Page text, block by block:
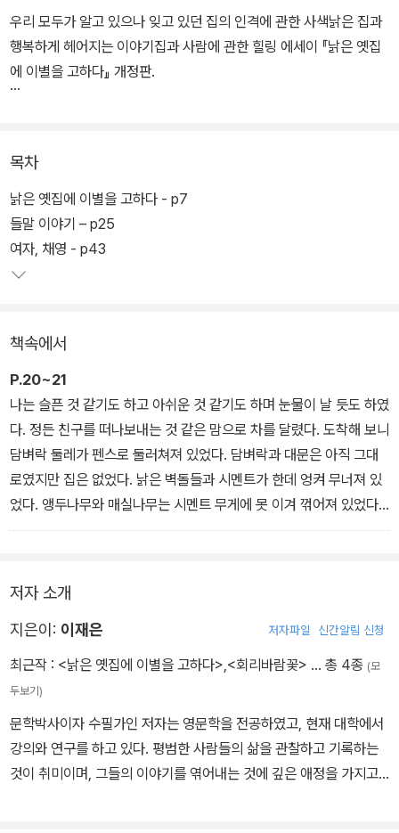
우리 모두가 알고 있으나 잊고 있던 집의 인격에 관한 사색낡은 집과
행복하게 헤어지는 이야기집과 사람에 관한 힐링 에세이 『낡은 옛집
에 이별을 고하다』 개정판.
낡은 집이 안쓰럽기만 하다. 15년 동안 살았던 낡은 집은 사랑과 추억
과 애증이 가득한 공간이다. 낡은 집은 이곳 뿐 만이 아니다. 저자가
어린 시절에 가보았던 친구네 판잣집, 재개발 지역에 있던 어느 목욕
탕 터는 아련하고 애틋하다.
있다. 10편의 에세이는 과거의 집을 회상하는 것에 그치지 않고 낡은
집을 찾는 것은 곧 자기 정체성을 찾아가는 과정일 수 있다는 생각거
리를 던져준다. 우리 주변에서 흔하게 봤을 법한 집에 관한 이야기를
담담하고 읽기 쉬운 문체로 담았다.
목차
낡은 옛집에 이별을 고하다 - p7
들말 이야기 – p25
여자, 채영 - p43
책속에서
P.20~21
나는 슬픈 것 같기도 하고 아쉬운 것 같기도 하며 눈물이 날 듯도 하였
다. 정든 친구를 떠나보내는 것 같은 맘으로 차를 달렸다. 도착해 보니
담벼락 둘레가 펜스로 둘러쳐져 있었다. 담벼락과 대문은 아직 그대
로였지만 집은 없었다. 낡은 벽돌들과 시멘트가 한데 엉켜 무너져 있
었다. 앵두나무와 매실나무는 시멘트 무게에 못 이겨 꺾어져 있었다.
나무들은 그 폐허에 남겨두고 왔다는 사실이 두고두고 가슴 아팠던
로에게 애도의 시간을 줘야 한다. 남길 것을 남겨두고, 가져갈 것은 가
져가도록 짐을 쌀 시간을 줘야 한다. 애틋함은 남겨두고 그리움을 기
약하면서 서로의 초상화를 한 장씩 나눠 가진 후에야 비로소 이별의
죄책감과 슬픔에 빠진 눈으로 시멘트 더미를 바라보고 서 있었다.
저자 소개
지은이: 이재은 저자파일 신간알림 신청
최근작 : <낡은 옛집에 이별을 고하다>,<회리바람꽃> … 총 4종 (모
두보기)
문학박사이자 수필가인 저자는 영문학을 전공하였고, 현재 대학에서
강의와 연구를 하고 있다. 평범한 사람들의 삶을 관찰하고 기록하는
것이 취미이며, 그들의 이야기를 엮어내는 것에 깊은 애정을 가지고